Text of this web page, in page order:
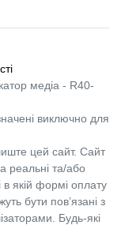
медіа - R40-
виключно для
цей сайт. Сайт
реальні та/або
в якій формі оплату
бути пов’язані з
Будь-які